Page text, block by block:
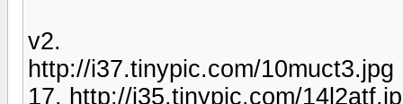
v2.
http://i37.tinypic.com/10muct3.jpg
17. http://i35.tinypic.com/